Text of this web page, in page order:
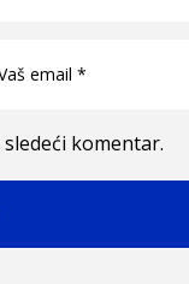
komentar.